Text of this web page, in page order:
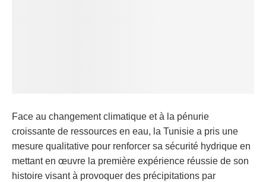
Face au changement climatique et à la pénurie
croissante de ressources en eau, la Tunisie a pris une
mesure qualitative pour renforcer sa sécurité hydrique en
mettant en œuvre la première expérience réussie de son
histoire visant à provoquer des précipitations par